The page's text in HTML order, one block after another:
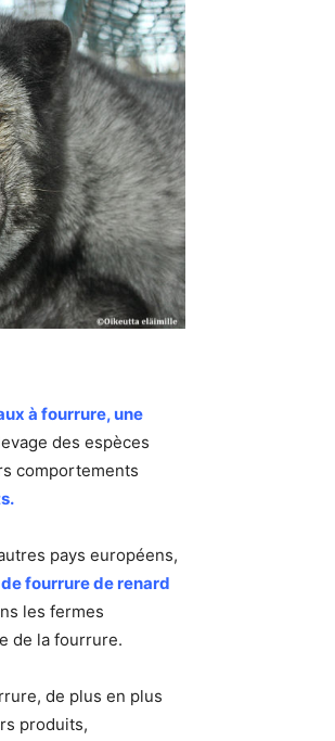
à fourrure, une
des espèces
comportements
pays européens,
fourrure de renard
les fermes
de la fourrure.
de plus en plus
produits,